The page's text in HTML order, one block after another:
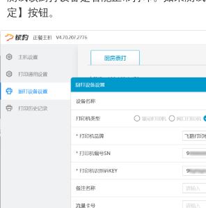
定】按钮。